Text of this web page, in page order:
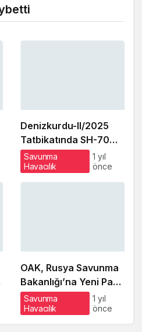
Denizkurdu-II/2025
Tatbikatında SH-70
Helikopteri Acil İniş
Yaptı: Personelin
Sağlık Durumu İyi
Savunma
Havacılık
1 yıl
önce
OAK, Rusya Savunma
Bakanlığı’na Yeni Parti
Su-35S Savaş Uçakları
Teslim Etti
Savunma
Havacılık
1 yıl
önce